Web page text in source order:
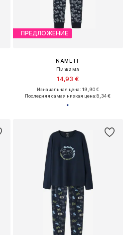
ПРЕДЛОЖЕНИЕ
NAME IT
Пижама
14,93 €
Изначальная цена: 19,90 €
Последняя самая низкая цена:8,34 €